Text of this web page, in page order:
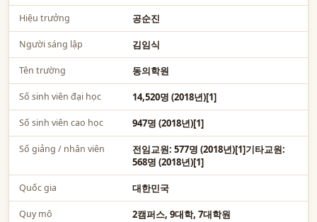
Hiệu trưởng 공순진
Người sáng lập 김임식
Tên trường 동의학원
Số sinh viên đại học 14,520명 (2018년)[1]
Số sinh viên cao học 947명 (2018년)[1]
Số giảng / nhân viên
전임교원: 577명 (2018년)[1]기타교원:
568명 (2018년)[1]
Quốc gia 대한민국
Quy mô 2캠퍼스, 9대학, 7대학원